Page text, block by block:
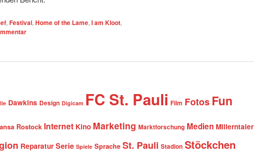
, Festival, Home of the Lame, I am Kloot,
Dawkins Design Digicam FC St. Pauli Film FotosFun
Rostock Internet Kino Marketing Marktforschung Medien Millerntaler
Reparatur Serie Spiele Sprache St. Pauli Stadion Stöckchen